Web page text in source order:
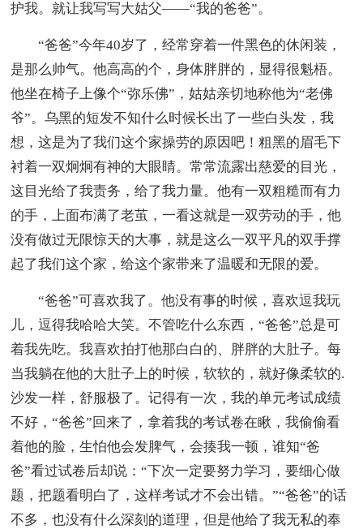
护我。就让我写写大姑父——“我的爸爸”。
“爸爸”今年40岁了，经常穿着一件黑色的休闲装，
是那么帅气。他高高的个，身体胖胖的，显得很魁梧。
他坐在椅子上像个“弥乐佛”，姑姑亲切地称他为“老佛
爷”。乌黑的短发不知什么时候长出了一些白头发，我
想，这是为了我们这个家操劳的原因吧！粗黑的眉毛下
衬着一双炯炯有神的大眼睛。常常流露出慈爱的目光，
这目光给了我责务，给了我力量。他有一双粗糙而有力
的手，上面布满了老茧，一看这就是一双劳动的手，他
没有做过无限惊天的大事，就是这么一双平凡的双手撑
起了我们这个家，给这个家带来了温暖和无限的爱。
“爸爸”可喜欢我了。他没有事的时候，喜欢逗我玩
儿，逗得我哈哈大笑。不管吃什么东西，“爸爸”总是可
着我先吃。我喜欢拍打他那白白的、胖胖的大肚子。每
当我躺在他的大肚子上的时候，软软的，就好像柔软的.
沙发一样，舒服极了。记得有一次，我的单元考试成绩
不好，“爸爸”回来了，拿着我的考试卷在瞅，我偷偷看
着他的脸，生怕他会发脾气，会揍我一顿，谁知“爸
爸”看过试卷后却说：“下次一定要努力学习，要细心做
题，把题看明白了，这样考试才不会出错。”“爸爸”的话
不多，也没有什么深刻的道理，但是他给了我无私的奉